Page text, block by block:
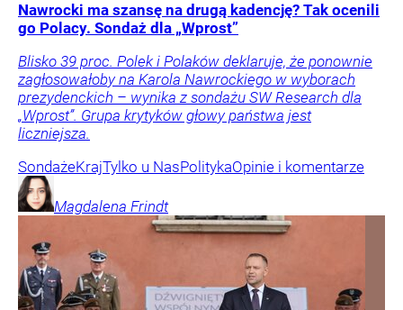
Nawrocki ma szansę na drugą kadencję? Tak ocenili
go Polacy. Sondaż dla „Wprost”
Blisko 39 proc. Polek i Polaków deklaruje, że ponownie
zagłosowałoby na Karola Nawrockiego w wyborach
prezydenckich – wynika z sondażu SW Research dla
„Wprost”. Grupa krytyków głowy państwa jest
liczniejsza.
SondażeKrajTylko u NasPolitykaOpinie i komentarze
Magdalena Frindt